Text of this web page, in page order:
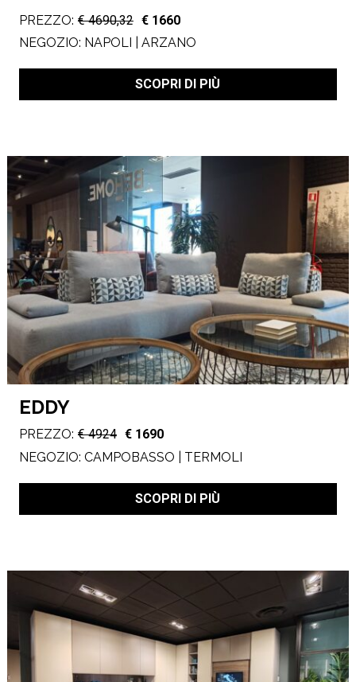
PREZZO: € 4690,32 € 1660
NEGOZIO: NAPOLI | ARZANO
SCOPRI DI PIÙ
EDDY
PREZZO: € 4924 € 1690
NEGOZIO: CAMPOBASSO | TERMOLI
SCOPRI DI PIÙ